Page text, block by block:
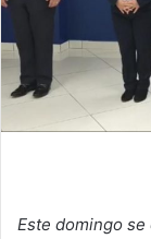
Este domingo